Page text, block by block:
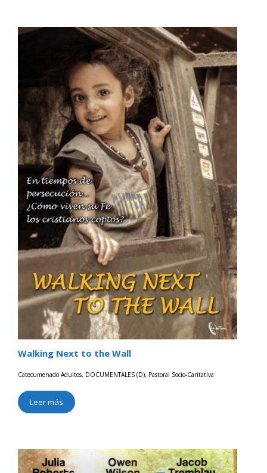
Walking Next to the Wall
Catecumenado Adultos, DOCUMENTALES (D), Pastoral Socio-Caritativa
Leer más